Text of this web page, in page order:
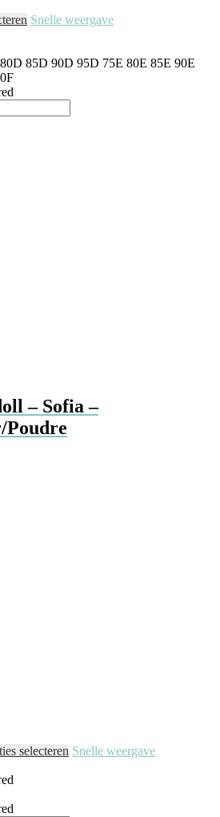
Snelle weergave
80D 85D 90D 95D 75E 80E 85E 90E
– Sofia –
selecteren Snelle weergave